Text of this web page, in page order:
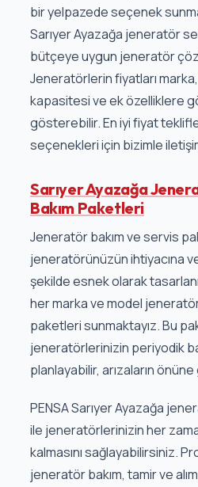
bir yelpazede seçenek
Sarıyer Ayazağa jeneratör
bütçeye uygun jeneratör
Jeneratörlerin fiyatları
kapasitesi ve ek özelliklere
gösterebilir. En iyi fiyat
seçenekleri için bizimle
Sarıyer Ayazağa
Bakım Paketleri
Jeneratör bakım ve servis
jeneratörünüzün ihtiyacına
şekilde esnek olarak
her marka ve model jeneratör
paketleri sunmaktayız. Bu
jeneratörlerinizin periyodik
planlayabilir, arızaların
PENSA Sarıyer Ayazağa
ile jeneratörlerinizin her
kalmasını sağlayabilirsiniz.
jeneratör bakım, tamir ve